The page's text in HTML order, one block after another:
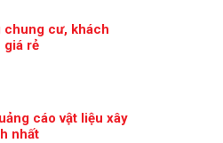
chung cư, khách
giá rẻ
cáo vật liệu xây
nhất